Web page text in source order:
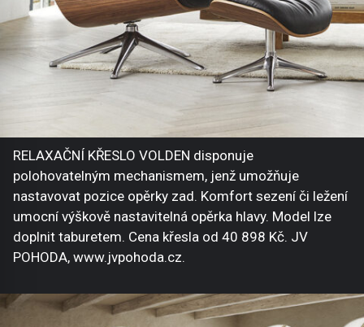
RELAXAČNÍ KŘESLO VOLDEN disponuje
polohovatelným mechanismem, jenž umožňuje
nastavovat pozice opěrky zad. Komfort sezení či ležení
umocní výškově nastavitelná opěrka hlavy. Model lze
doplnit taburetem. Cena křesla od 40 898 Kč. JV
POHODA, www.jvpohoda.cz.